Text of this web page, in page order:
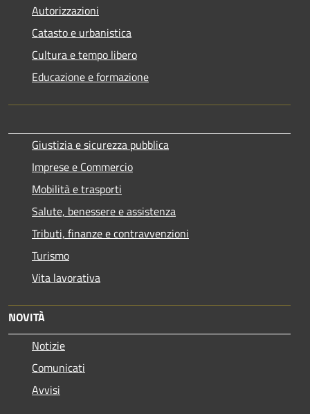
Autorizzazioni
Catasto e urbanistica
Cultura e tempo libero
Educazione e formazione
Giustizia e sicurezza pubblica
Imprese e Commercio
Mobilità e trasporti
Salute, benessere e assistenza
Tributi, finanze e contravvenzioni
Turismo
Vita lavorativa
NOVITÀ
Notizie
Comunicati
Avvisi